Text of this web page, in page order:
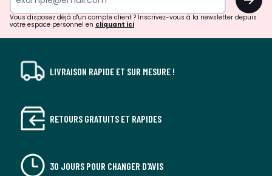
Vous disposez déjà d'un compte client ? Inscrivez-vous à la newsletter depuis
votre espace personnel en cliquant ici
LIVRAISON RAPIDE ET SUR MESURE !
RETOURS GRATUITS ET RAPIDES
30 JOURS POUR CHANGER D'AVIS